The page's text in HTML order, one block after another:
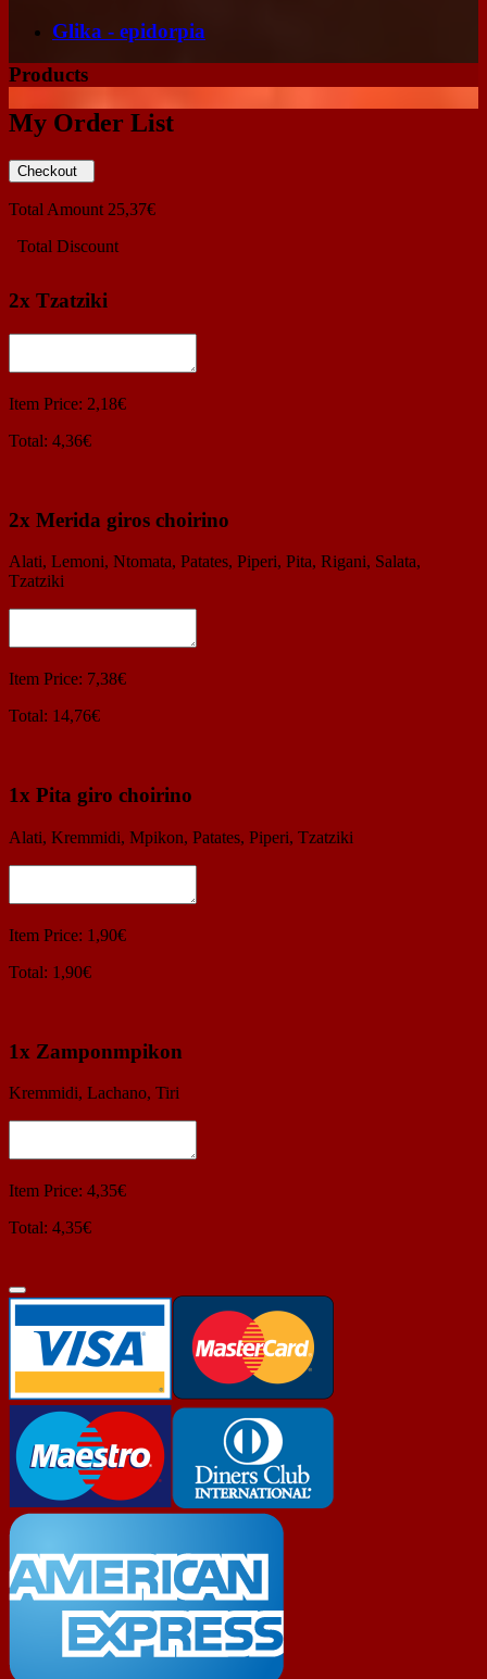
Glika - epidorpia
Products
My Order List
Checkout
Total Amount 25,37€
Total Discount
2x Tzatziki
Item Price: 2,18€
Total: 4,36€
2x Merida giros choirino
Alati, Lemoni, Ntomata, Patates, Piperi, Pita, Rigani, Salata,
Tzatziki
Item Price: 7,38€
Total: 14,76€
1x Pita giro choirino
Alati, Kremmidi, Mpikon, Patates, Piperi, Tzatziki
Item Price: 1,90€
Total: 1,90€
1x Zamponmpikon
Kremmidi, Lachano, Tiri
Item Price: 4,35€
Total: 4,35€